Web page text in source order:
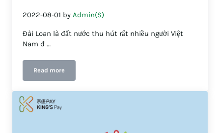
2022-08-01 byAdmin(S)
Đài Loan là đất nước thu hút rất nhiều người Việt
Nam đ …
Read moreCó hàng trăm cách chuyển tiền về Việt Nam, cách nào